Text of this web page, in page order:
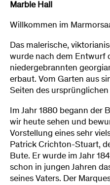
Marble Hall
Willkommen im
Das malerische,
wurde nach dem Entwurf
niedergebrannten
erbaut. Vom Garten aus
Seiten des ursprünglichen
Im Jahr 1880 begann der
wir heute sehen und
Vorstellung eines sehr
Patrick Crichton-Stuart,
Bute. Er wurde im Jahr
schon in jungen Jahren
seines Vaters. Der